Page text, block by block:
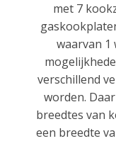
met 7
waarvan 1
verschillend
worden.
breedtes van
een breedte